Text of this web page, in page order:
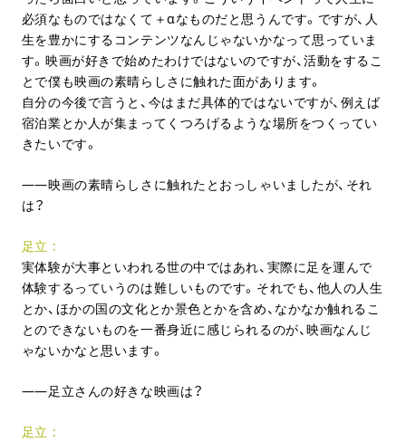
必須なものではなくて＋αなものだと思うんです。ですが、人
生を豊かにするコンテンツなんじゃないかなって思っていま
す。映画が好きで始めたわけではないのですが、活動をするこ
とで僕も映画の素晴らしさに触れた面があります。
自分の今後で言うと、今はまだ具体的ではないですが、例えば
宿泊業とか人が集まってくつろげるような場所をつくってい
きたいです。
映画の素晴らしさに触れたとおっしゃいましたが、それ
は？
足立
実体験が大事といわれる世の中ではあれ、実際に足を運んで
体験するっていうのは難しいものです。それでも、他人の人生
とか、ほかの国の文化とか景色とかを含め、なかなか触れるこ
とのできないものを一番身近に感じられるのが、映画なんじ
ゃないかなと思います。
足立さんの好きな映画は？
足立